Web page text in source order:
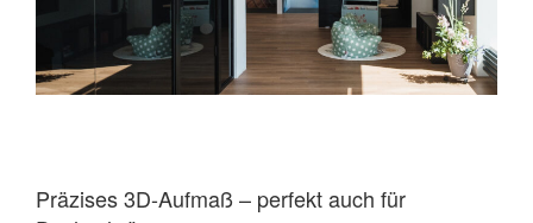
Präzises 3D-Aufmaß – perfekt auch für